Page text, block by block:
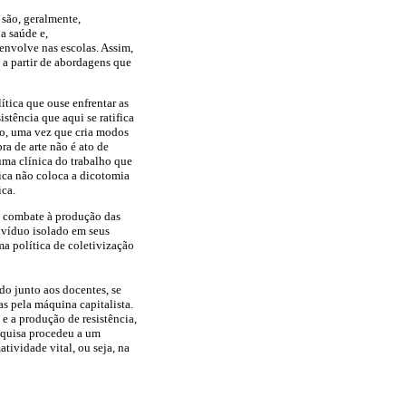
geralmente,
saúde e,
nas escolas. Assim,
partir de abordagens que
que ouse enfrentar as
que aqui se ratifica
uma vez que cria modos
de arte não é ato de
clínica do trabalho que
não coloca a dicotomia
à produção das
isolado em seus
política de coletivização
junto aos docentes, se
pela máquina capitalista.
a produção de resistência,
procedeu a um
vital, ou seja, na